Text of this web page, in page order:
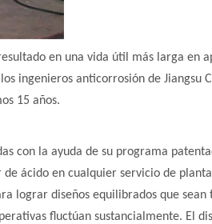
en una vida útil más larga en
ingenieros anticorrosión de Jiangsu
15 años.
con la ayuda de su programa
ácido en cualquier servicio de
lograr diseños equilibrados que
fluctúan sustancialmente. El